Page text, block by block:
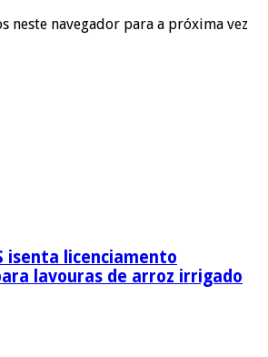
neste navegador para a próxima vez
isenta licenciamento
lavouras de arroz irrigado